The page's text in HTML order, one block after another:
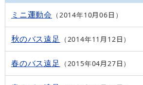
ミニ運動会 2014年10月06日
秋のバス遠足 2014年11月12日
春のバス遠足 2015年04月27日